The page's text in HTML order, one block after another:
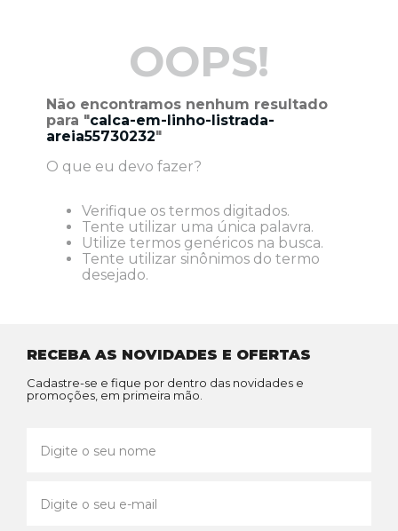
OOPS!
Não encontramos nenhum resultado
para "calca-em-linho-listrada-
areia55730232"
O que eu devo fazer?
Verifique os termos digitados.
Tente utilizar uma única palavra.
Utilize termos genéricos na busca.
Tente utilizar sinônimos do termo
desejado.
RECEBA AS NOVIDADES E OFERTAS
Cadastre-se e fique por dentro das novidades e
promoções, em primeira mão.